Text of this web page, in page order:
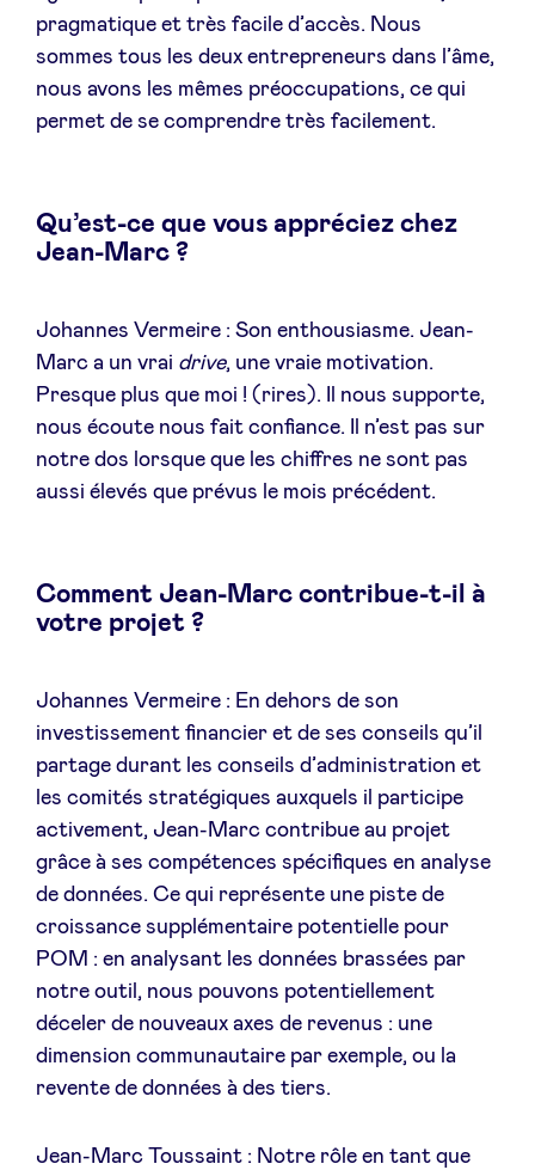
pragmatique et très facile d’accès. Nous
sommes tous les deux entrepreneurs dans l’âme,
nous avons les mêmes préoccupations, ce qui
permet de se comprendre très facilement.
Qu’est-ce que vous appréciez chez
Jean-Marc ?
Johannes Vermeire : Son enthousiasme. Jean-
Marc a un vrai drive, une vraie motivation.
Presque plus que moi ! (rires). Il nous supporte,
nous écoute nous fait confiance. Il n’est pas sur
notre dos lorsque que les chiffres ne sont pas
aussi élevés que prévus le mois précédent.
Comment Jean-Marc contribue-t-il à
votre projet ?
Johannes Vermeire : En dehors de son
investissement financier et de ses conseils qu’il
partage durant les conseils d’administration et
les comités stratégiques auxquels il participe
activement, Jean-Marc contribue au projet
grâce à ses compétences spécifiques en analyse
de données. Ce qui représente une piste de
croissance supplémentaire potentielle pour
POM : en analysant les données brassées par
notre outil, nous pouvons potentiellement
déceler de nouveaux axes de revenus : une
dimension communautaire par exemple, ou la
revente de données à des tiers.
Jean-Marc Toussaint : Notre rôle en tant que